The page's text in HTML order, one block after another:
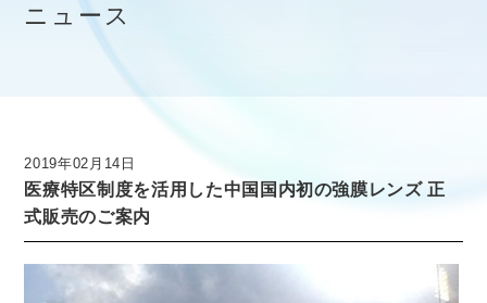
商品サイト
ニュース
採用情報
ニュース
2019年02月14日
医療特区制度を活用した中国国内初の強膜レンズ 正
式販売のご案内